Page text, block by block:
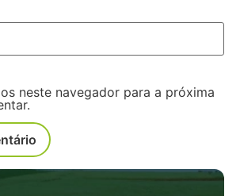
neste navegador para a próxima